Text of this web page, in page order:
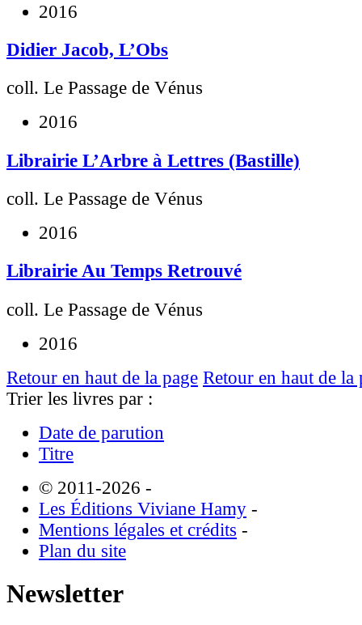
2016
Didier Jacob, L’Obs
coll. Le Passage de Vénus
2016
Librairie L’Arbre à Lettres (Bastille)
coll. Le Passage de Vénus
2016
Librairie Au Temps Retrouvé
coll. Le Passage de Vénus
2016
Retour en haut de la page Retour en haut de la
Trier les livres par :
Date de parution
Titre
© 2011-2026 -
Les Éditions Viviane Hamy -
Mentions légales et crédits -
Plan du site
Newsletter